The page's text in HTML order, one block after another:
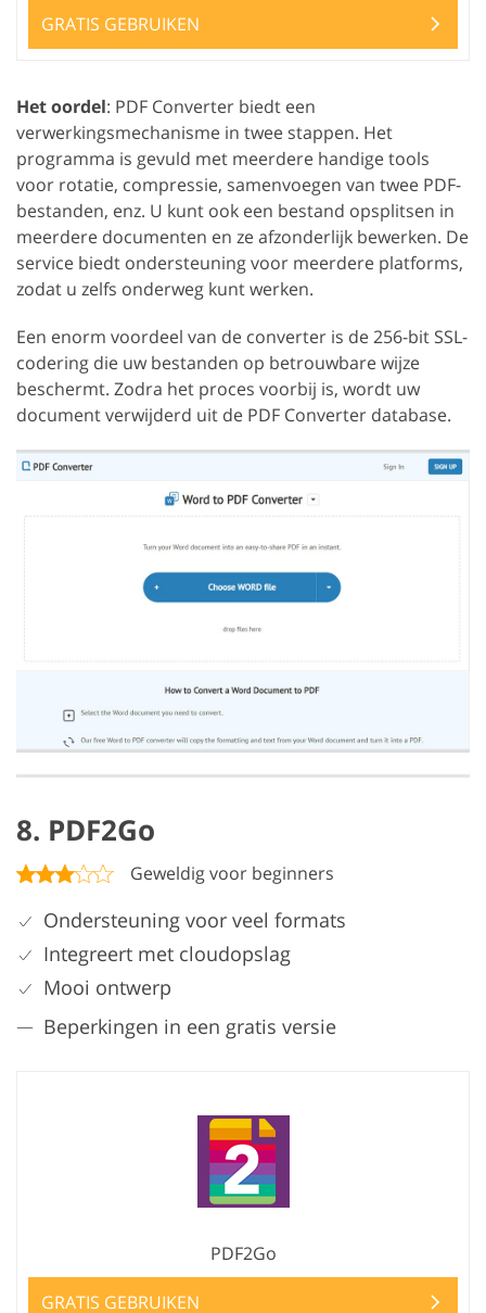
GRATIS GEBRUIKEN
Het oordel: PDF Converter biedt een
verwerkingsmechanisme in twee stappen. Het
programma is gevuld met meerdere handige tools
voor rotatie, compressie, samenvoegen van twee PDF-
bestanden, enz. U kunt ook een bestand opsplitsen in
meerdere documenten en ze afzonderlijk bewerken. De
service biedt ondersteuning voor meerdere platforms,
zodat u zelfs onderweg kunt werken.
Een enorm voordeel van de converter is de 256-bit SSL-
codering die uw bestanden op betrouwbare wijze
beschermt. Zodra het proces voorbij is, wordt uw
document verwijderd uit de PDF Converter database.
8. PDF2Go
Geweldig voor beginners
Ondersteuning voor veel formats
Integreert met cloudopslag
Mooi ontwerp
Beperkingen in een gratis versie
PDF2Go
GRATIS GEBRUIKEN